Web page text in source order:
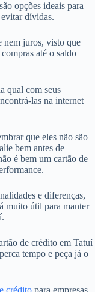
opções ideais para
dívidas.
nem juros, visto que
até o saldo
qual com seus
las na internet
que eles não são
bem antes de
é bem um cartão de
e diferenças,
muito útil para manter
de crédito em Tatuí
tempo e peça já o